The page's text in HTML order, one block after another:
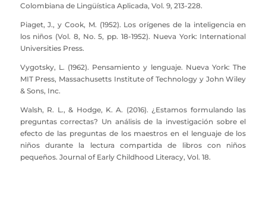
Colombiana de Lingüística Aplicada, Vol. 9, 213-228.
Piaget, J., y Cook, M. (1952). Los orígenes de la inteligencia en
los niños (Vol. 8, No. 5, pp. 18-1952). Nueva York: International
Universities Press.
Vygotsky, L. (1962). Pensamiento y lenguaje. Nueva York: The
MIT Press, Massachusetts Institute of Technology y John Wiley
& Sons, Inc.
Walsh, R. L., & Hodge, K. A. (2016). ¿Estamos formulando las
preguntas correctas? Un análisis de la investigación sobre el
efecto de las preguntas de los maestros en el lenguaje de los
niños durante la lectura compartida de libros con niños
pequeños. Journal of Early Childhood Literacy, Vol. 18.